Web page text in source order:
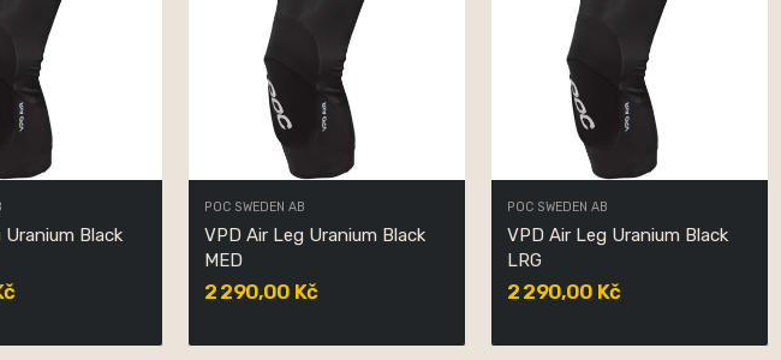
Black
POC SWEDEN AB
VPD Air Leg Uranium Black
MED
2 290,00 Kč
POC SWEDEN AB
VPD Air Leg Uranium Black
LRG
2 290,00 Kč